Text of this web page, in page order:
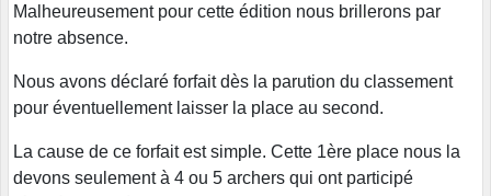
Malheureusement pour cette édition nous brillerons par
notre absence.
Nous avons déclaré forfait dès la parution du classement
pour éventuellement laisser la place au second.
La cause de ce forfait est simple. Cette 1ère place nous la
devons seulement à 4 ou 5 archers qui ont participé